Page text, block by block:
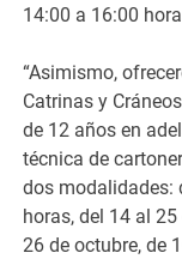
14:00 a 16:00
“Asimismo,
Catrinas y
de 12 años en
técnica de
dos modalidades:
horas, del 14 al
26 de octubre, de